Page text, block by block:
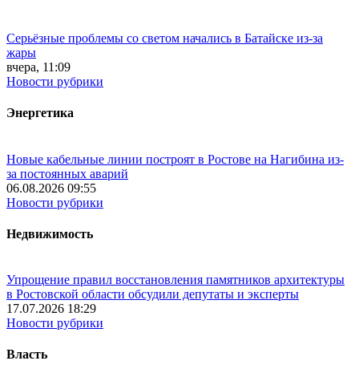
Серьёзные проблемы со светом начались в Батайске из-за
жары
вчера, 11:09
Новости рубрики
Энергетика
Новые кабельные линии построят в Ростове на Нагибина из-
за постоянных аварий
06.08.2026 09:55
Новости рубрики
Недвижимость
Упрощение правил восстановления памятников архитектуры
в Ростовской области обсудили депутаты и эксперты
17.07.2026 18:29
Новости рубрики
Власть